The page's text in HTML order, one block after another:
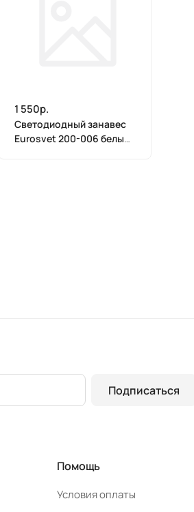
1 550р.
Светодиодный занавес
Eurosvet 200-006 белый
Подписаться
Помощь
Условия оплаты